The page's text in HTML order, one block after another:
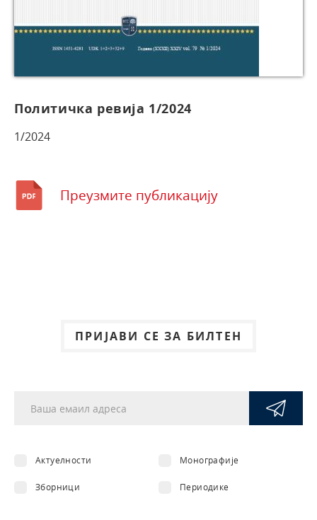
Политичка ревија 1/2024
1/2024
Преузмите публикацију
ПРИЈАВИ СЕ ЗА БИЛТЕН
Актуелности Монографије
Зборници Периодике